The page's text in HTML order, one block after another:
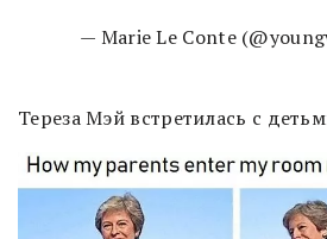
— Marie Le Conte
Тереза Мэй встретилась с